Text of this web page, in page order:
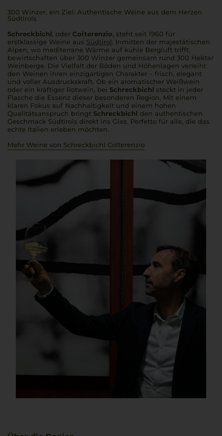
300 Winzer, ein Ziel: Authentische Weine aus dem Herzen
Südtirols
Schreckbichl, oder Colterenzio, steht seit 1960 für
erstklassige Weine aus Südtirol. Inmitten der majestätischen
Alpen, wo mediterrane Wärme auf kühle Bergluft trifft,
bewirtschaften über 300 Winzer gemeinsam rund 300 Hektar
Weinberge. Die Vielfalt der Böden und Höhenlagen verleiht
den Weinen ihren einzigartigen Charakter – frisch, elegant
und voller Ausdruckskraft. Ob ein aromatischer Weißwein
oder ein kräftiger Rotwein, bei Schreckbichl steckt in jeder
Flasche die Essenz dieser besonderen Region. Mit einem
klaren Fokus auf Nachhaltigkeit und einem hohen
Qualitätsanspruch bringt Schreckbichl den authentischen
Geschmack Südtirols direkt ins Glas. Perfetto für alle, die das
echte Italien erleben möchten.
Mehr Weine von Schreckbichl Colterenzio